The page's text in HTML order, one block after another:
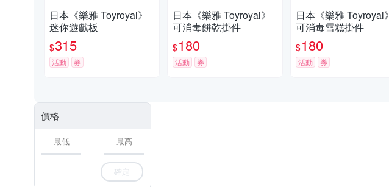
日本《樂雅 Toyroyal》
迷你遊戲板
$315
活動 券
日本《樂雅 Toyroyal》
可消毒餅乾掛件
$180
活動 券
日本《樂雅 Toyroyal》
可消毒雪糕掛件
$180
活動 券
價格
-
確定